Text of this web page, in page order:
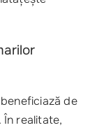
de
În realitate,